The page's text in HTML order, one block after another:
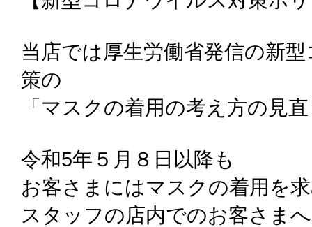
当店では厚生労働省発信の新
策の
「マスクの着用の考え方の見
令和5年５月８日以降も
お客さまにはマスクの着用を
スタッフの店内でのお客さま